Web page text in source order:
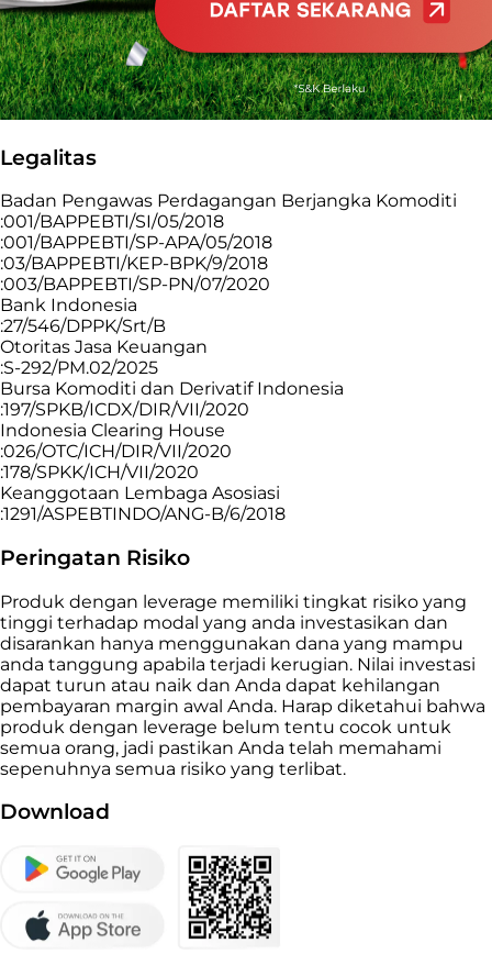
Legalitas
Badan Pengawas Perdagangan Berjangka Komoditi
:001/BAPPEBTI/SI/05/2018
:001/BAPPEBTI/SP-APA/05/2018
:03/BAPPEBTI/KEP-BPK/9/2018
:003/BAPPEBTI/SP-PN/07/2020
Bank Indonesia
:27/546/DPPK/Srt/B
Otoritas Jasa Keuangan
:S-292/PM.02/2025
Bursa Komoditi dan Derivatif Indonesia
:197/SPKB/ICDX/DIR/VII/2020
Indonesia Clearing House
:026/OTC/ICH/DIR/VII/2020
:178/SPKK/ICH/VII/2020
Keanggotaan Lembaga Asosiasi
:1291/ASPEBTINDO/ANG-B/6/2018
Peringatan Risiko
Produk dengan leverage memiliki tingkat risiko yang
tinggi terhadap modal yang anda investasikan dan
disarankan hanya menggunakan dana yang mampu
anda tanggung apabila terjadi kerugian. Nilai investasi
dapat turun atau naik dan Anda dapat kehilangan
pembayaran margin awal Anda. Harap diketahui bahwa
produk dengan leverage belum tentu cocok untuk
semua orang, jadi pastikan Anda telah memahami
sepenuhnya semua risiko yang terlibat.
Download